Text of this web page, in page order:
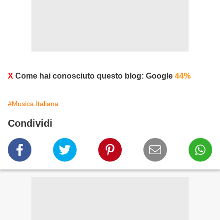
X Come hai conosciuto questo blog: Google 44%
#Musica Italiana
Condividi